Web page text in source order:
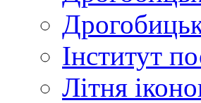
Інститут
Літня